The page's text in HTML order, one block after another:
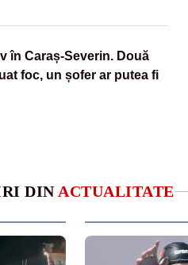
în Caraș-Severin. Două
foc, un șofer ar putea fi
DIN ACTUALITATE